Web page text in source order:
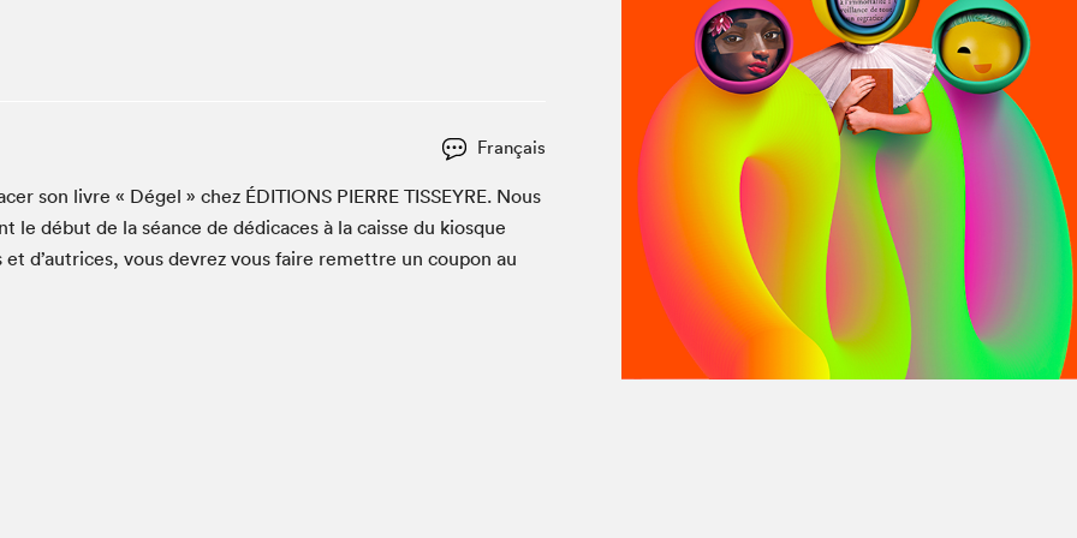
Le Salon dans ta classe
Liseur Public
Matinées scolaires Hydro-Québec
À propos du Salon
Liste des exposant·e·s
Liste des auteur·rice·s
Français
son livre « Dégel » chez ÉDI­TIONS PIERRE TIS­SEYRE. Nous
le début de la séance de dédi­caces à la caisse du kiosque
d’autrices, vous devrez vous faire remet­tre un coupon au